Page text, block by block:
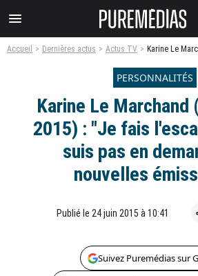
menu
Accueil Dernières actus Actus TV Karine Le Marchand (TV Notes
PERSONNALITÉS
Karine Le Marchand
2015) : "Je fais
suis pas en
nouvelles
Publié le 24 juin 2015 à 10:41
Suivez Puremédias sur